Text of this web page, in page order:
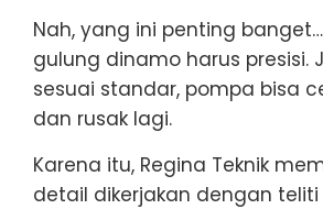
Nah, yang ini penting
gulung dinamo harus presisi.
sesuai standar, pompa bisa
dan rusak lagi.
Karena itu, Regina Teknik
detail dikerjakan dengan